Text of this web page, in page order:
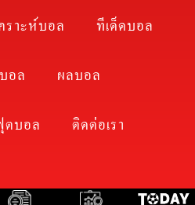
ราะห์บอล
ทีเด็ดบอล
อล
ผลบอล
ตบอล
ติดต่อเรา